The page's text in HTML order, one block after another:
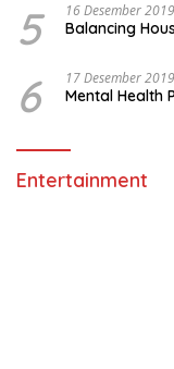
5 16 Desember 2019
Balancing
6 17 Desember 2019
Mental Health
Entertainment